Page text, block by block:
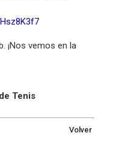
¡Nos vemos en la
Tenis
Volver